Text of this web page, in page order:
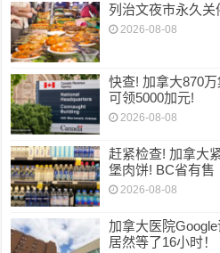
列治文夜市永久关
2026-08-08
快查! 加拿大870
可领5000加元!
2026-08-08
赶紧检查! 加拿大
堡肉饼! BC省有售
2026-08-08
加拿大医院
居然等了16小时！